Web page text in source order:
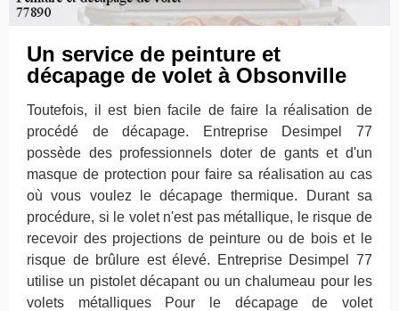
Un service de peinture et
décapage de volet à Obsonville
Toutefois, il est bien facile de faire la réalisation de
procédé de décapage. Entreprise Desimpel 77
possède des professionnels doter de gants et d'un
masque de protection pour faire sa réalisation au cas
où vous voulez le décapage thermique. Durant sa
procédure, si le volet n'est pas métallique, le risque de
recevoir des projections de peinture ou de bois et le
risque de brûlure est élevé. Entreprise Desimpel 77
utilise un pistolet décapant ou un chalumeau pour les
volets métalliques Pour le décapage de volet